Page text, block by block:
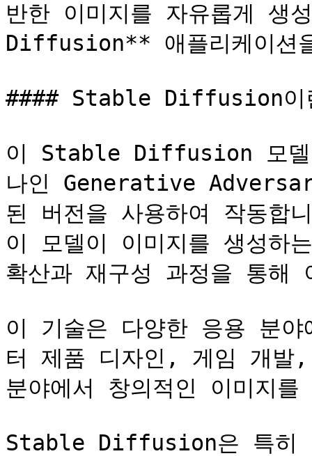
반한 이미지를 자유롭게
Diffusion** 애플리케이션
#### Stable Diffusion이
이 Stable Diffusion 모델
나인 Generative
된 버전을 사용하여 작동
이 모델이 이미지를 생성하
확산과 재구성 과정을 통해
이 기술은 다양한 응용 분
터 제품 디자인, 게임 개발,
분야에서 창의적인 이미지
Stable Diffusion은 특히